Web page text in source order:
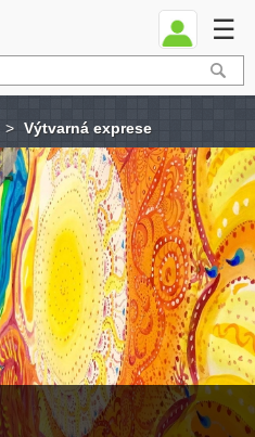
☰
> Výtvarná exprese